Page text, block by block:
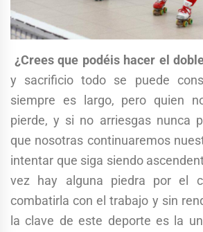
¿Crees que podéis hacer el
y sacrificio todo se puede
siempre es largo, pero quien
pierde, y si no arriesgas nunca
que nosotras continuaremos
intentar que siga siendo
vez hay alguna piedra por el
combatirla con el trabajo y sin
la clave de este deporte es la